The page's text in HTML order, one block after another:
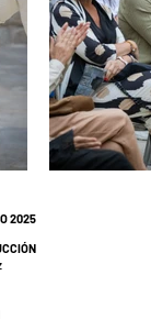
2025